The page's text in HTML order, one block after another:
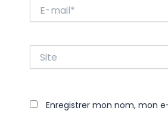
mail*
Enregistrer mon nom, mon